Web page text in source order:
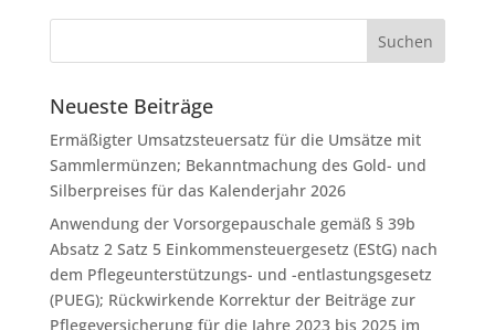
Neueste Beiträge
Ermäßigter Umsatzsteuersatz für die Umsätze mit
Sammlermünzen; Bekanntmachung des Gold- und
Silberpreises für das Kalenderjahr 2026
Anwendung der Vorsorgepauschale gemäß § 39b
Absatz 2 Satz 5 Einkommensteuergesetz (EStG) nach
dem Pflegeunterstützungs- und -entlastungsgesetz
(PUEG); Rückwirkende Korrektur der Beiträge zur
Pflegeversicherung für die Jahre 2023 bis 2025 im